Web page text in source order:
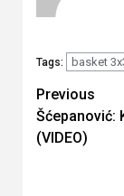
Tags: basket
Previous
Šćepanović:
(VIDEO)